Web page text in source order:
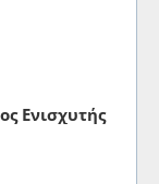
Eνισχυτής